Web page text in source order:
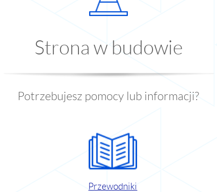
Strona w budowie
Potrzebujesz pomocy lub informacji?
Przewodniki